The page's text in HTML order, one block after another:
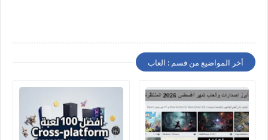
أخر المواضيع من قسم : العاب